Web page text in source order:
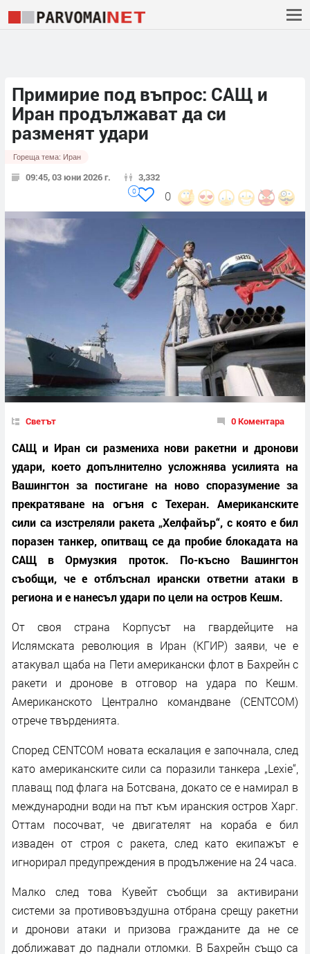
Примирие под въпрос: САЩ и
Иран продължават да си
разменят удари
Гореща тема: Иран
09:45, 03 юни 2026 г. 3,332
0
0
Светът 0 Коментара
САЩ и Иран си размениха нови ракетни и дронови
удари, което допълнително усложнява усилията на
Вашингтон за постигане на ново споразумение за
прекратяване на огъня с Техеран. Американските
сили са изстреляли ракета „Хелфайър“, с която е бил
поразен танкер, опитващ се да пробие блокадата на
САЩ в Ормузкия проток. По-късно Вашингтон
съобщи, че е отблъснал ирански ответни атаки в
региона и е нанесъл удари по цели на остров Кешм.
От своя страна Корпусът на гвардейците на
Ислямската революция в Иран (КГИР) заяви, че е
атакувал щаба на Пети американски флот в Бахрейн с
ракети и дронове в отговор на удара по Кешм.
Американското Централно командване (CENTCOM)
отрече твърденията.
Според CENTCOM новата ескалация е започнала, след
като американските сили са поразили танкера „Lexie“,
плаващ под флага на Ботсвана, докато се е намирал в
международни води на път към иранския остров Харг.
Оттам посочват, че двигателят на кораба е бил
изваден от строя с ракета, след като екипажът е
игнорирал предупреждения в продължение на 24 часа.
Малко след това Кувейт съобщи за активирани
системи за противовъздушна отбрана срещу ракетни
и дронови атаки и призова гражданите да не се
доближават до паднали отломки. В Бахрейн също са